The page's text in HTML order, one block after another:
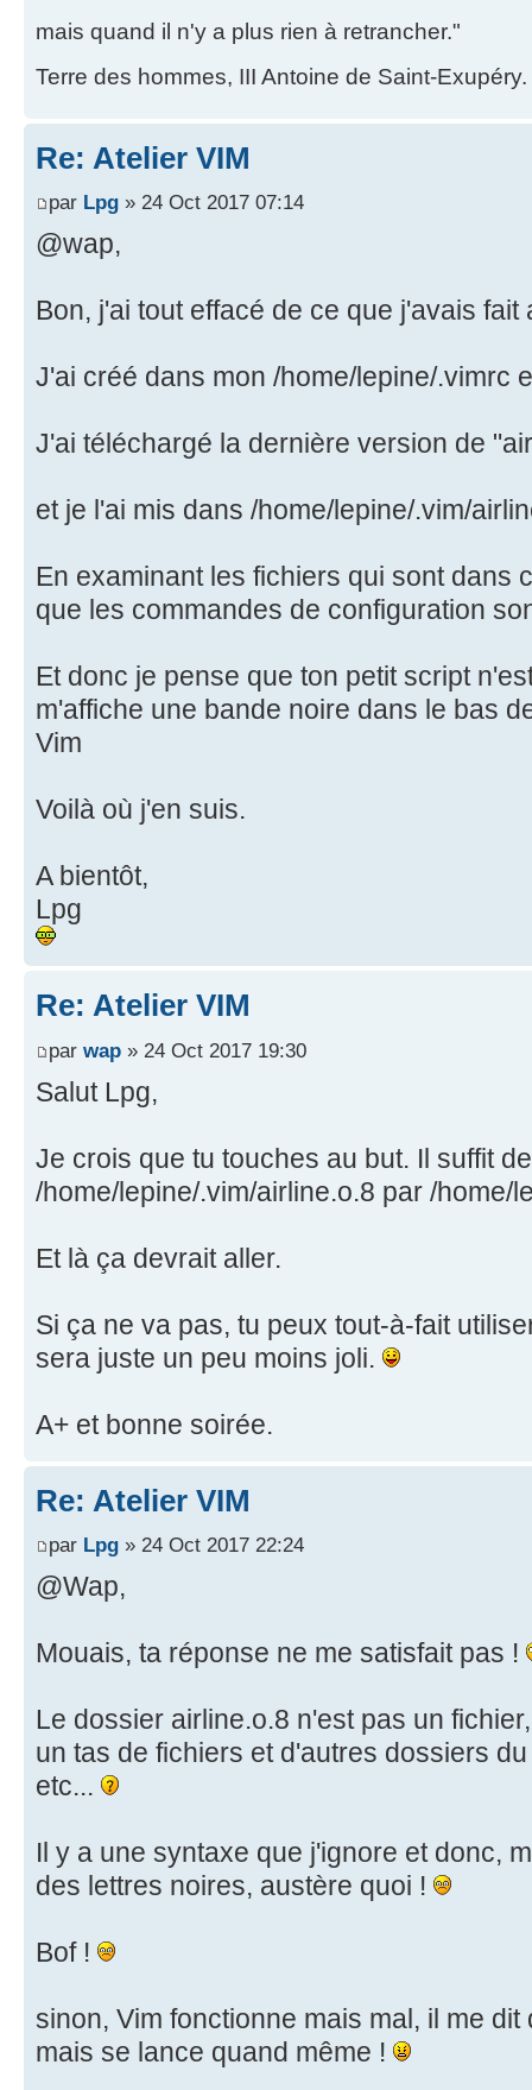
mais quand il n'y a plus rien à retrancher."
Terre des hommes, III Antoine de Saint-Exupéry.
Re: Atelier VIM
par Lpg » 24 Oct 2017 07:14
@wap,
Bon, j'ai tout effacé de ce que j'avais fait
J'ai créé dans mon /home/lepine/.vimrc
J'ai téléchargé la dernière version de
et je l'ai mis dans /home/lepine/.vim/
En examinant les fichiers qui sont dans
que les commandes de configuration
Et donc je pense que ton petit script
m'affiche une bande noire dans le bas
Vim
Voilà où j'en suis.
A bientôt,
Lpg
Re: Atelier VIM
par wap » 24 Oct 2017 19:30
Salut Lpg,
Je crois que tu touches au but. Il suffit
/home/lepine/.vim/airline.o.8 par /home/
Et là ça devrait aller.
Si ça ne va pas, tu peux tout-à-fait
sera juste un peu moins joli.
A+ et bonne soirée.
Re: Atelier VIM
par Lpg » 24 Oct 2017 22:24
@Wap,
Mouais, ta réponse ne me satisfait pas !
Le dossier airline.o.8 n'est pas un
un tas de fichiers et d'autres dossiers
etc...
Il y a une syntaxe que j'ignore et donc,
des lettres noires, austère quoi !
Bof !
sinon, Vim fonctionne mais mal, il me
mais se lance quand même !